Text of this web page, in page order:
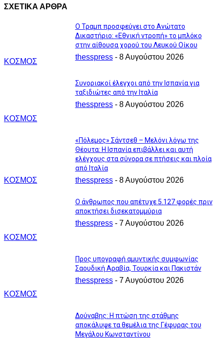
ΣΧΕΤΙΚΑ ΑΡΘΡΑ
ΚΟΣΜΟΣ
Ο Τραμπ προσφεύγει στο Ανώτατο
Δικαστήριο: «Εθνική ντροπή» το μπλόκο
στην αίθουσα χορού του Λευκού Οίκου
thesspress - 8 Αυγούστου 2026
ΚΟΣΜΟΣ
Συνοριακοί έλεγχοι από την Ισπανία για
ταξιδιώτες από την Ιταλία
thesspress - 8 Αυγούστου 2026
ΚΟΣΜΟΣ
«Πόλεμος» Σάντσεθ – Μελόνι λόγω της
Θέουτα: Η Ισπανία επιβάλλει και αυτή
ελέγχους στα σύνορα σε πτήσεις και πλοία
από Ιταλία
thesspress - 8 Αυγούστου 2026
ΚΟΣΜΟΣ
Ο άνθρωπος που απέτυχε 5.127 φορές πριν
αποκτήσει δισεκατομμύρια
thesspress - 7 Αυγούστου 2026
ΚΟΣΜΟΣ
Προς υπογραφή αμυντικής συμφωνίας
Σαουδική Αραβία, Τουρκία και Πακιστάν
thesspress - 7 Αυγούστου 2026
Δούναβης: Η πτώση της στάθμης
αποκάλυψε τα θεμέλια της Γέφυρας του
Μεγάλου Κωνσταντίνου